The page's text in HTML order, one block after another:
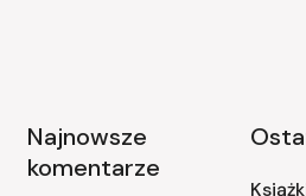
Najnowsze
komentarze